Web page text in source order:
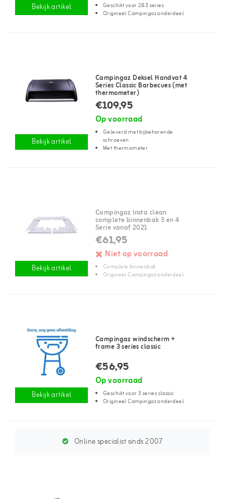
Bekijk artikel
Geschikt voor 2&3 series
Origineel Campingaz onderdeel
Bekijk artikel
Campingaz Deksel Handvat 4
Series Classic Barbecues (met
thermometer)
€109,95
Op voorraad
Geleverd met bijbehorende
schroeven
Met thermometer
Bekijk artikel
Campingaz Insta clean
complete binnenbak 3 en 4
Serie vanaf 2021
€61,95
Niet op voorraad
Complete binnenbak
Origineel Campingaz onderdeel
Bekijk artikel
Campingaz windscherm +
frame 3 series classic
€56,95
Op voorraad
Geschikt voor 3 series classic
Origineel Campingaz onderdeel
Online specialist sinds 2007